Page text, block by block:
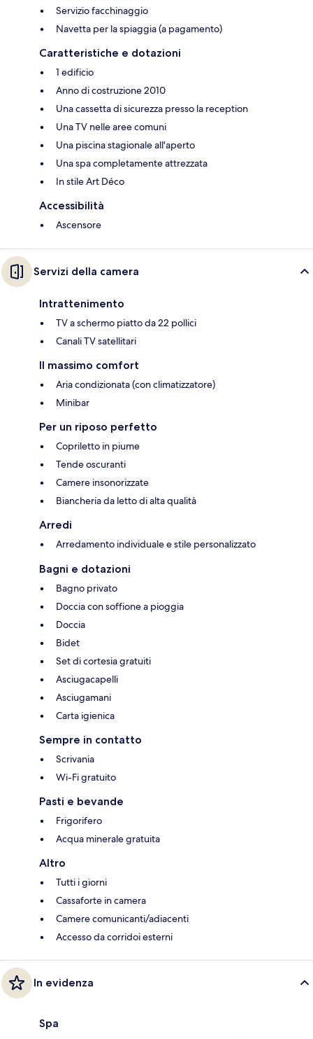
Servizio facchinaggio
Navetta per la spiaggia (a pagamento)
Caratteristiche e dotazioni
1 edificio
Anno di costruzione 2010
Una cassetta di sicurezza presso la reception
Una TV nelle aree comuni
Una piscina stagionale all'aperto
Una spa completamente attrezzata
In stile Art Déco
Accessibilità
Ascensore
Servizi della camera
Intrattenimento
TV a schermo piatto da 22 pollici
Canali TV satellitari
Il massimo comfort
Aria condizionata (con climatizzatore)
Minibar
Per un riposo perfetto
Copriletto in piume
Tende oscuranti
Camere insonorizzate
Biancheria da letto di alta qualità
Arredi
Arredamento individuale e stile personalizzato
Bagni e dotazioni
Bagno privato
Doccia con soffione a pioggia
Doccia
Bidet
Set di cortesia gratuiti
Asciugacapelli
Asciugamani
Carta igienica
Sempre in contatto
Scrivania
Wi-Fi gratuito
Pasti e bevande
Frigorifero
Acqua minerale gratuita
Altro
Tutti i giorni
Cassaforte in camera
Camere comunicanti/adiacenti
Accesso da corridoi esterni
In evidenza
Spa